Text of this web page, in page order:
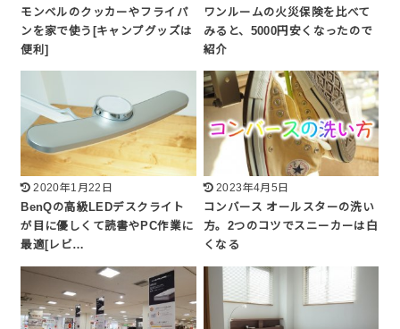
モンベルのクッカーやフライパ
ンを家で使う[キャンプグッズは
便利]
ワンルームの火災保険を比べて
みると、5000円安くなったので
紹介
2020年1月22日
BenQの高級LEDデスクライト
が目に優しくて読書やPC作業に
最適[レビ…
2023年4月5日
コンバース オールスターの洗い
方。2つのコツでスニーカーは白
くなる